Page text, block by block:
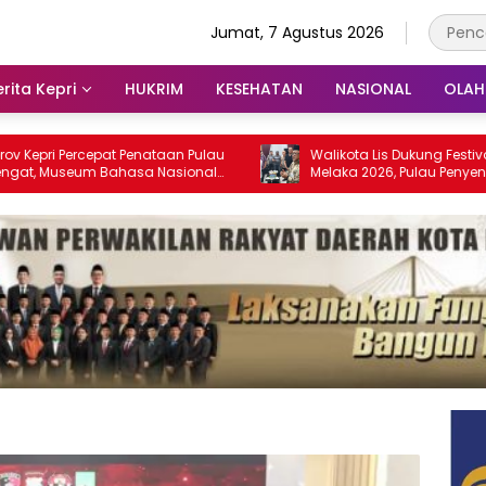
Jumat, 7 Agustus 2026
Kepri HUKRIM KESEHATAN NASIONAL
Penataan Pulau
Bahasa Nasional
2028
Walikota Lis Dukung Festival Media
Melaka 2026, Pulau Penyengat
Jadi Etalase Budaya Melayu